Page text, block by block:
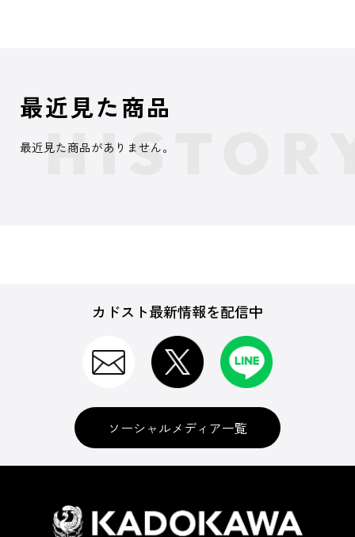
最近見た商品
最近見た商品がありません。
カドスト最新情報を配信中
ソーシャルメディア一覧